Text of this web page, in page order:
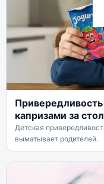
капризами за
Детская
выматывает родителей.